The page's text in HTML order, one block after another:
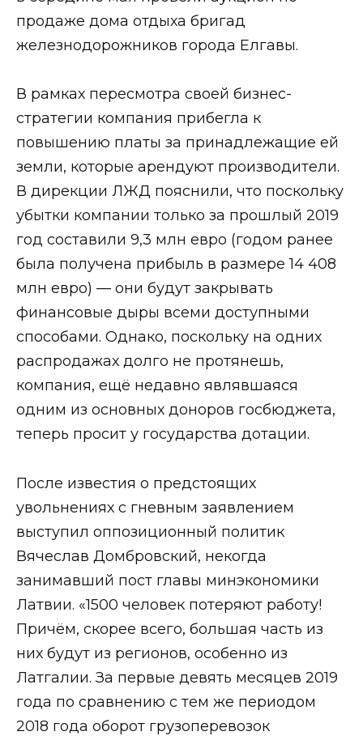
продаже дома отдыха бригад
железнодорожников города Елгавы.
В рамках пересмотра своей бизнес-
стратегии компания прибегла к
повышению платы за принадлежащие ей
земли, которые арендуют производители.
В дирекции ЛЖД пояснили, что поскольку
убытки компании только за прошлый 2019
год составили 9,3 млн евро (годом ранее
была получена прибыль в размере 14 408
млн евро) — они будут закрывать
финансовые дыры всеми доступными
способами. Однако, поскольку на одних
распродажах долго не протянешь,
компания, ещё недавно являвшаяся
одним из основных доноров госбюджета,
теперь просит у государства дотации.
После известия о предстоящих
увольнениях с гневным заявлением
выступил оппозиционный политик
Вячеслав Домбровский, некогда
занимавший пост главы минэкономики
Латвии. «1500 человек потеряют работу!
Причём, скорее всего, большая часть из
них будут из регионов, особенно из
Латгалии. За первые девять месяцев 2019
года по сравнению с тем же периодом
2018 года оборот грузоперевозок